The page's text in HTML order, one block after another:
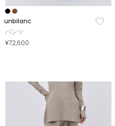
unbilanc
パンツ
¥72,600